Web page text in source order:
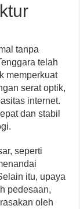
tanpa
telah
memperkuat
serat optik,
internet.
dan stabil
seperti
itu, upaya
pedesaan,
oleh